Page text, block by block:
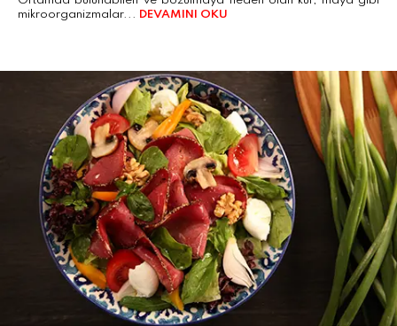
mikroorganizmalar... DEVAMINI OKU